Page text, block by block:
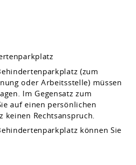
(zum
oder Arbeitsstelle) müssen
Im Gegensatz zum
auf einen persönlichen
Rechtsanspruch.
können Sie